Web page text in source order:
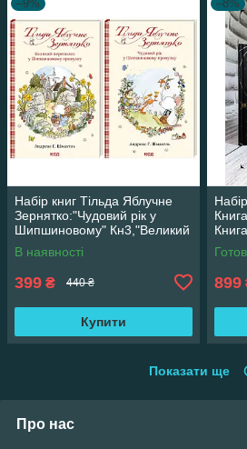
–9%
Набір книг Тільда Яблучне
Зернятко:"Чудовий рік у
Шипшиновому" Кн3,"Великий
переполох" Кн 4
В наявності
399 ₴ 440 ₴
Купити
–8%
899
Показати ще
Про нас